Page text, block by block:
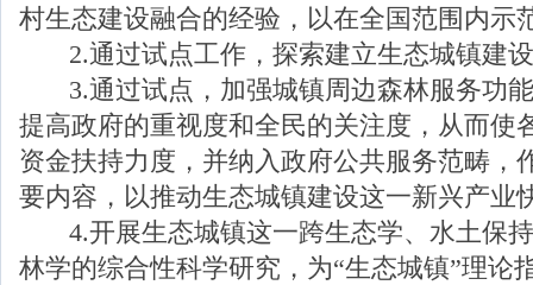
村生态建设融合的经验，以在全国范围内示
2.通过试点工作，探索建立生态城镇建
3.通过试点，加强城镇周边森林服务功
提高政府的重视度和全民的关注度，从而使
资金扶持力度，并纳入政府公共服务范畴，
要内容，以推动生态城镇建设这一新兴产业
4.开展生态城镇这一跨生态学、水土保
林学的综合性科学研究，为“生态城镇”理论